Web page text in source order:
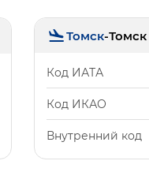
Томск-
Код ИАТА
Код ИКАО
Внутренний код